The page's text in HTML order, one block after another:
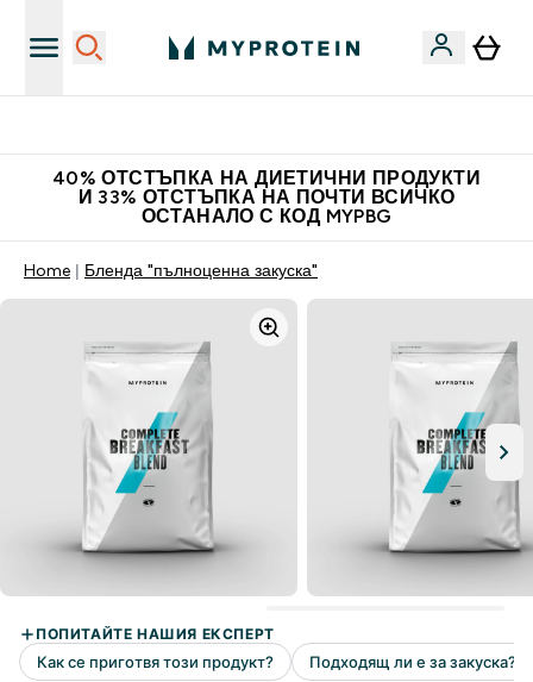
40% ОТСТЪПКА НА ДИЕТИЧНИ ПРОДУКТИ
И 33% ОТСТЪПКА НА ПОЧТИ ВСИЧКО
ОСТАНАЛО С КОД MYPBG
Home Бленда "пълноценна закуска"